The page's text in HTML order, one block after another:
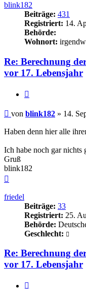
blink182
Beiträge: 431
Registriert: 14.
Behörde:
Wohnort:
Re: Berechnung
vor 17. Lebensjahr
Beitrag
von blink182 » 14.
Haben denn hier alle
Ich habe noch gar nichts
Gruß
blink182
friedel
Beiträge: 33
Registriert: 25.
Behörde:
Geschlecht:
Re: Berechnung
vor 17. Lebensjahr